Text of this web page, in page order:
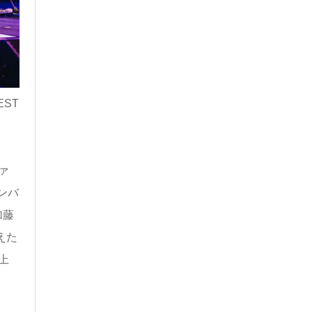
バ
藤
た